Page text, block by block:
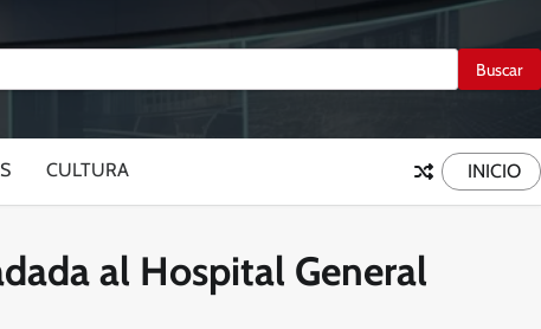
CULTURA INICIO
al Hospital General